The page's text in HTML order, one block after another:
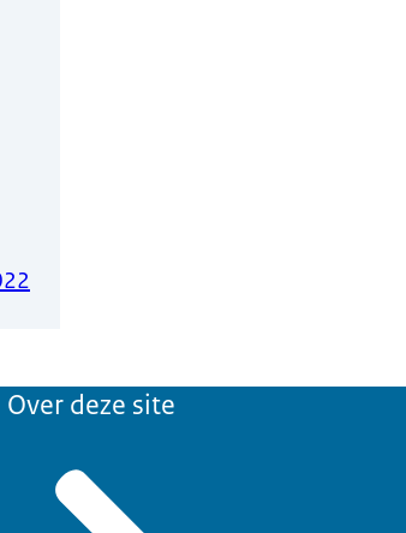
Over deze site